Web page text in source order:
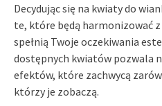
Decydując się na kwiaty do
te, które będą harmonizować
spełnią Twoje oczekiwania
dostępnych kwiatów pozwala
efektów, które zachwycą
którzy je zobaczą.